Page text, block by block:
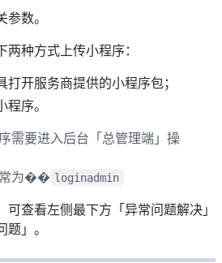
数。
种方式上传小程序：
开服务商提供的小程序包；
序。
需要进入后台「总管理端」操
常为�� loginadmin
查看左侧最下方「异常问题解决」
」。